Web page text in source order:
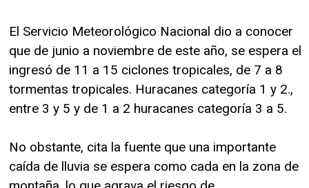
El Servicio Meteorológico Nacional dio a conocer
que de junio a noviembre de este año, se espera el
ingresó de 11 a 15 ciclones tropicales, de 7 a 8
tormentas tropicales. Huracanes categoría 1 y 2.,
entre 3 y 5 y de 1 a 2 huracanes categoría 3 a 5.
No obstante, cita la fuente que una importante
caída de lluvia se espera como cada en la zona de